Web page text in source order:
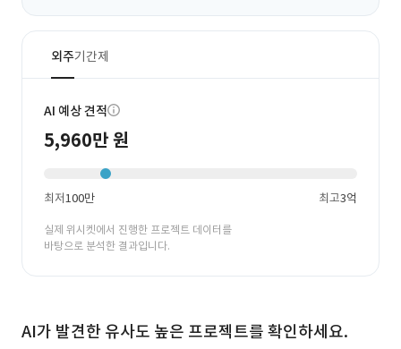
외주기간제
AI 예상 견적
5,960만 원
최저100만 최고3억
실제 위시켓에서 진행한 프로젝트 데이터를
바탕으로 분석한 결과입니다.
AI가 발견한 유사도 높은 프로젝트를 확인하세요.